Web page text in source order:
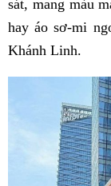
sát, mang màu
hay áo sơ-mi
Khánh Linh.